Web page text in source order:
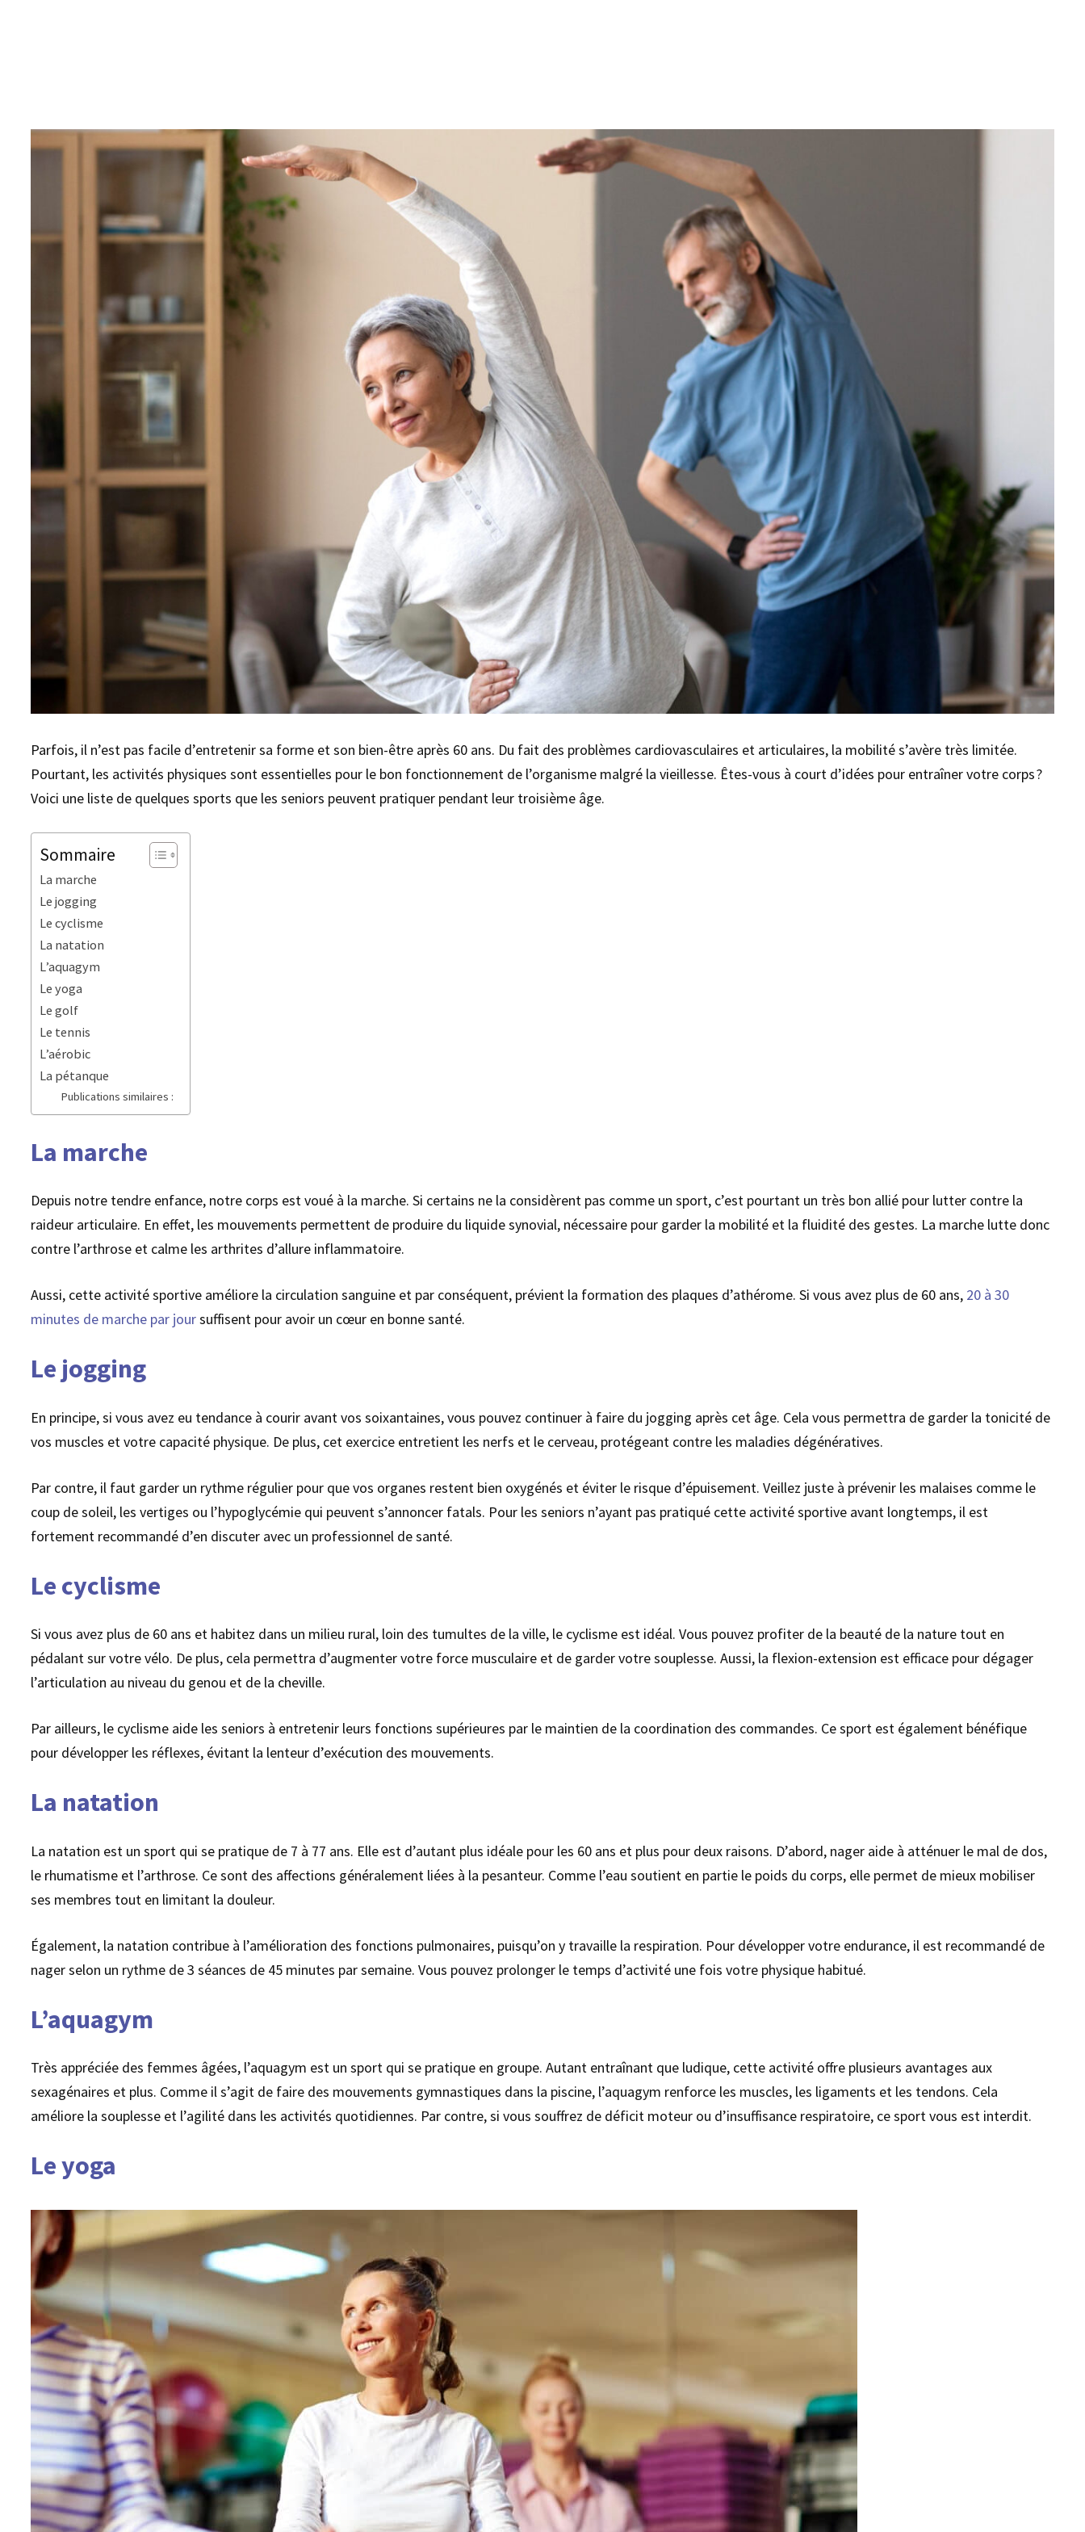
Parfois, il n’est pas facile d’entretenir sa forme et son bien-être après 60 ans. Du fait des problèmes cardiovasculaires et articulaires, la mobilité s’avère très limitée.
Pourtant, les activités physiques sont essentielles pour le bon fonctionnement de l’organisme malgré la vieillesse. Êtes-vous à court d’idées pour entraîner votre corps ?
Voici une liste de quelques sports que les seniors peuvent pratiquer pendant leur troisième âge.
Sommaire
La marche
Le jogging
Le cyclisme
La natation
L’aquagym
Le yoga
Le golf
Le tennis
L’aérobic
La pétanque
Publications similaires :
La marche
Depuis notre tendre enfance, notre corps est voué à la marche. Si certains ne la considèrent pas comme un sport, c’est pourtant un très bon allié pour lutter contre la
raideur articulaire. En effet, les mouvements permettent de produire du liquide synovial, nécessaire pour garder la mobilité et la fluidité des gestes. La marche lutte donc
contre l’arthrose et calme les arthrites d’allure inflammatoire.
Aussi, cette activité sportive améliore la circulation sanguine et par conséquent, prévient la formation des plaques d’athérome. Si vous avez plus de 60 ans, 20 à 30
minutes de marche par joursuffisent pour avoir un cœur en bonne santé.
Le jogging
En principe, si vous avez eu tendance à courir avant vos soixantaines, vous pouvez continuer à faire du jogging après cet âge. Cela vous permettra de garder la tonicité de
vos muscles et votre capacité physique. De plus, cet exercice entretient les nerfs et le cerveau, protégeant contre les maladies dégénératives.
Par contre, il faut garder un rythme régulier pour que vos organes restent bien oxygénés et éviter le risque d’épuisement. Veillez juste à prévenir les malaises comme le
coup de soleil, les vertiges ou l’hypoglycémie qui peuvent s’annoncer fatals. Pour les seniors n’ayant pas pratiqué cette activité sportive avant longtemps, il est
fortement recommandé d’en discuter avec un professionnel de santé.
Le cyclisme
Si vous avez plus de 60 ans et habitez dans un milieu rural, loin des tumultes de la ville, le cyclisme est idéal. Vous pouvez profiter de la beauté de la nature tout en
pédalant sur votre vélo. De plus, cela permettra d’augmenter votre force musculaire et de garder votre souplesse. Aussi, la flexion-extension est efficace pour dégager
l’articulation au niveau du genou et de la cheville.
Par ailleurs, le cyclisme aide les seniors à entretenir leurs fonctions supérieures par le maintien de la coordination des commandes. Ce sport est également bénéfique
pour développer les réflexes, évitant la lenteur d’exécution des mouvements.
La natation
La natation est un sport qui se pratique de 7 à 77 ans. Elle est d’autant plus idéale pour les 60 ans et plus pour deux raisons. D’abord, nager aide à atténuer le mal de dos,
le rhumatisme et l’arthrose. Ce sont des affections généralement liées à la pesanteur. Comme l’eau soutient en partie le poids du corps, elle permet de mieux mobiliser
ses membres tout en limitant la douleur.
Également, la natation contribue à l’amélioration des fonctions pulmonaires, puisqu’on y travaille la respiration. Pour développer votre endurance, il est recommandé de
nager selon un rythme de 3 séances de 45 minutes par semaine. Vous pouvez prolonger le temps d’activité une fois votre physique habitué.
L’aquagym
Très appréciée des femmes âgées, l’aquagym est un sport qui se pratique en groupe. Autant entraînant que ludique, cette activité offre plusieurs avantages aux
sexagénaires et plus. Comme il s’agit de faire des mouvements gymnastiques dans la piscine, l’aquagym renforce les muscles, les ligaments et les tendons. Cela
améliore la souplesse et l’agilité dans les activités quotidiennes. Par contre, si vous souffrez de déficit moteur ou d’insuffisance respiratoire, ce sport vous est interdit.
Le yoga